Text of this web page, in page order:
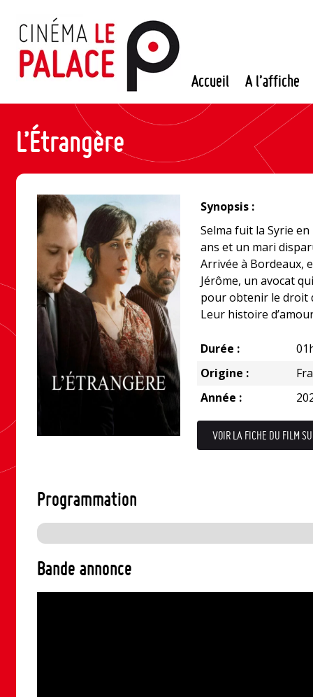
contenu
Accueil A l’affiche
L’Étrangère
Synopsis :
Selma fuit la Syrie
ans et un mari
Arrivée à Bordeaux,
Jérôme, un avocat
pour obtenir le droit
Leur histoire
Durée :
Origine :
Année :
VOIR LA FICHE DU FILM
Programmation
Bande annonce